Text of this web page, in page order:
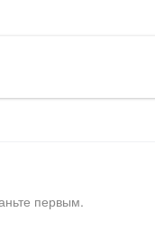
первым.